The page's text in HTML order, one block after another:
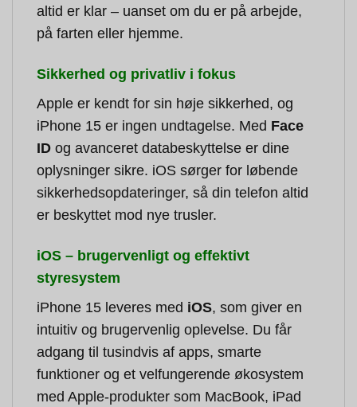
altid er klar – uanset om du er på arbejde,
på farten eller hjemme.
Sikkerhed og privatliv i fokus
Apple er kendt for sin høje sikkerhed, og
iPhone 15 er ingen undtagelse. Med Face
ID og avanceret databeskyttelse er dine
oplysninger sikre. iOS sørger for løbende
sikkerhedsopdateringer, så din telefon altid
er beskyttet mod nye trusler.
iOS – brugervenligt og effektivt
styresystem
iPhone 15 leveres med iOS, som giver en
intuitiv og brugervenlig oplevelse. Du får
adgang til tusindvis af apps, smarte
funktioner og et velfungerende økosystem
med Apple-produkter som MacBook, iPad